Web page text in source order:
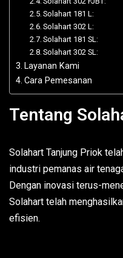
Solahart 181 L:
Solahart 302 L:
Solahart 181 SL:
Solahart 302 SL:
Layanan Kami
Cara Pemesanan
Tentang
Solahart Tanjung Priok
industri pemanas air
Dengan inovasi terus-
Solahart telah
efisien.